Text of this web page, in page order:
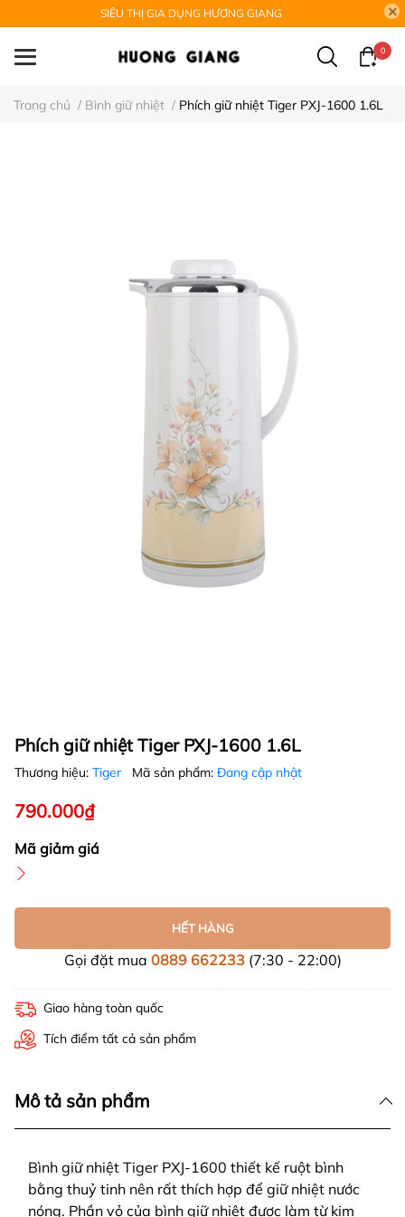
SIÊU THỊ GIA DỤNG HƯƠNG GIANG
0
Trang chủ / Bình giữ nhiệt / Phích giữ nhiệt Tiger PXJ-1600 1.6L
Phích giữ nhiệt Tiger PXJ-1600 1.6L
Thương hiệu: Tiger Mã sản phẩm: Đang cập nhật
790.000₫
Mã giảm giá
HẾT HÀNG
Gọi đặt mua 0889 662233(7:30 - 22:00)
Giao hàng toàn quốc
Tích điểm tất cả sản phẩm
Mô tả sản phẩm
Bình giữ nhiệt Tiger PXJ-1600 thiết kế ruột bình
bằng thuỷ tinh nên rất thích hợp để giữ nhiệt nước
nóng. Phần vỏ của bình giữ nhiệt được làm từ kim